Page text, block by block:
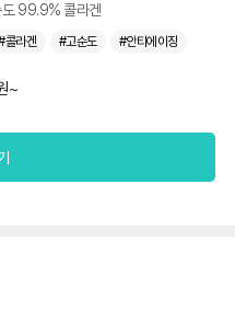
도 99.9% 콜라겐
콜라겐 #고순도 #안티에이징
~